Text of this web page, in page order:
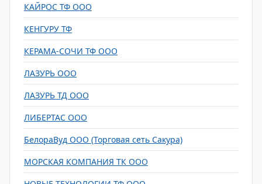
КАЙРОС ТФ ООО
КЕНГУРУ ТФ
КЕРАМА-СОЧИ ТФ ООО
ЛАЗУРЬ ООО
ЛАЗУРЬ ТД ООО
ЛИБЕРТАС ООО
БелораВуд ООО (Торговая сеть Сакура)
МОРСКАЯ КОМПАНИЯ ТК ООО